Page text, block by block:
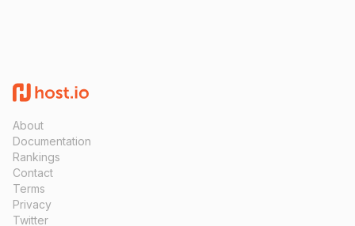
About
Documentation
Rankings
Contact
Terms
Privacy
Twitter